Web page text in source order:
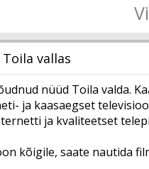
vallas
nüüd Toila valda.
ja kaasaegset
ja kvaliteetset
kõigile, saate nautida